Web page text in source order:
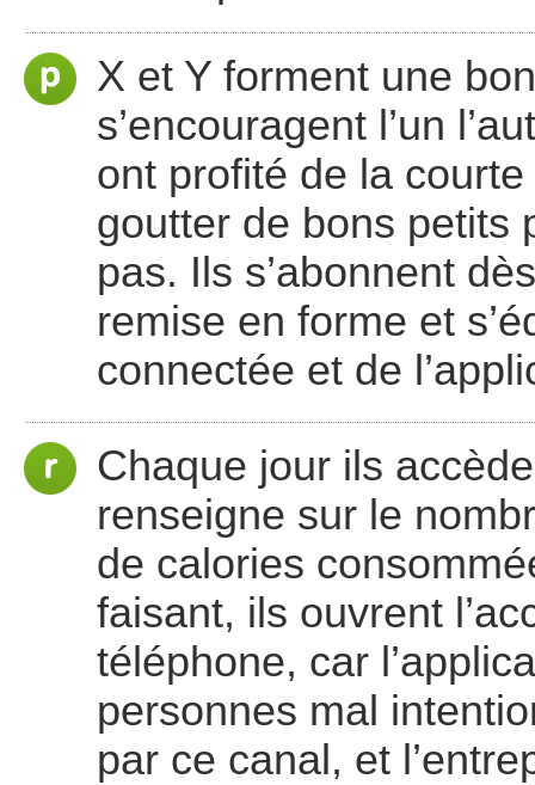
X et Y forment une
s’encouragent l’un
ont profité de la
goutter de bons petits
pas. Ils s’abonnent
remise en forme et
connectée et de
Chaque jour ils
renseigne sur le
de calories
faisant, ils ouvrent
téléphone, car
personnes mal
par ce canal, et